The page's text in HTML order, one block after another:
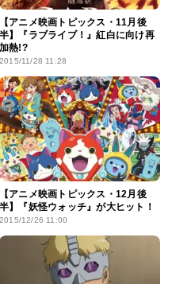
【アニメ映画トピックス・11月後
半】『ラブライブ！』紅白に向け再
加熱!?
2015/11/28 11:28
【アニメ映画トピックス・12月後
半】『妖怪ウォッチ』が大ヒット！
2015/12/26 11:00